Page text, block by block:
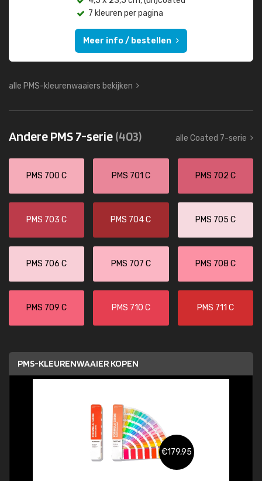
7 kleuren per pagina
Meer info / bestellen
alle PMS-kleurenwaaiers bekijken
Andere PMS 7-serie(403) alle Coated 7-serie
PMS 700 C PMS 701 C PMS 702 C
PMS 703 C PMS 704 C PMS 705 C
PMS 706 C PMS 707 C PMS 708 C
PMS 709 C PMS 710 C PMS 711 C
PMS-KLEURENWAAIER KOPEN
€179,95